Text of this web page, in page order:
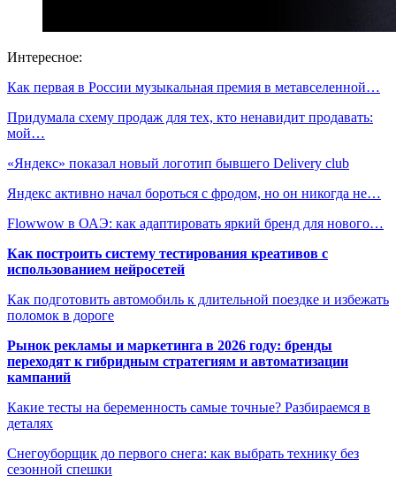
Интересное:
Как первая в России музыкальная премия в метавселенной…
Придумала схему продаж для тех, кто ненавидит продавать:
мой…
«Яндекс» показал новый логотип бывшего Delivery club
Яндекс активно начал бороться с фродом, но он никогда не…
Flowwow в ОАЭ: как адаптировать яркий бренд для нового…
Как построить систему тестирования креативов с
использованием нейросетей
Как подготовить автомобиль к длительной поездке и избежать
поломок в дороге
Рынок рекламы и маркетинга в 2026 году: бренды
переходят к гибридным стратегиям и автоматизации
кампаний
Какие тесты на беременность самые точные? Разбираемся в
деталях
Снегоуборщик до первого снега: как выбрать технику без
сезонной спешки